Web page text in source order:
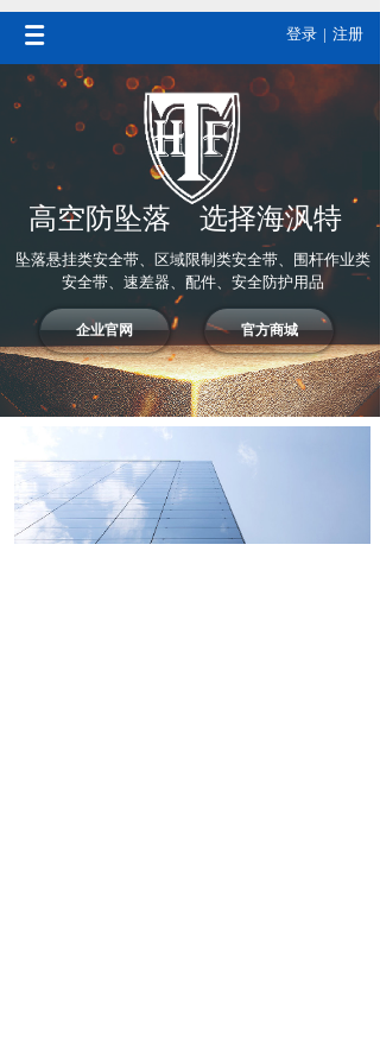
登录 | 注册
高空防坠落 选择海沨特
坠落悬挂类安全带、区域限制类安全带、围杆作业类
安全带、速差器、配件、安全防护用品
官方商城
企业官网